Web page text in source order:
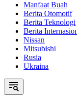
Manfaat Buah
Berita Otomotif
Berita Teknologi
Berita
Nissan
Mitsubishi
Rusia
Ukraina